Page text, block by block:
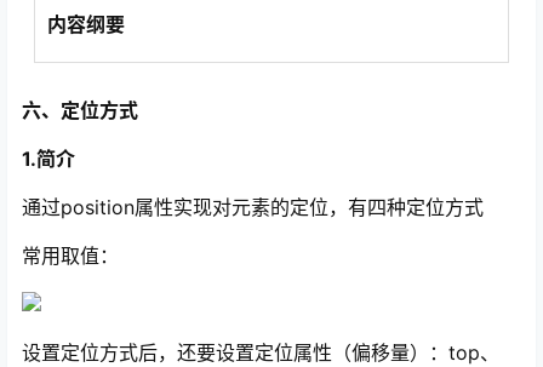
内容纲要
六、定位方式
1.简介
通过position属性实现对元素的定位，有四种定位方式
常用取值：
设置定位方式后，还要设置定位属性（偏移量）：top、